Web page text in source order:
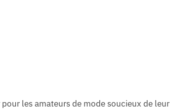
les amateurs de mode soucieux de leur